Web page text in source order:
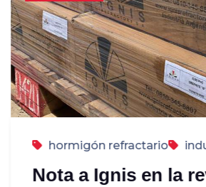
hormigón refractario
Nota a Ignis en la